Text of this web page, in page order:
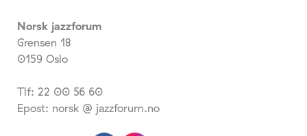
Norsk jazzforum
Grensen 18
0159 Oslo
Tlf: 22 00 56 60
Epost: norsk @ jazzforum.no